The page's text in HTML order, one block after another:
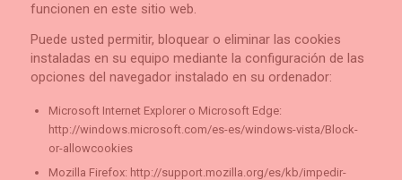
funcionen en este sitio web.
Puede usted permitir, bloquear o eliminar las cookies
instaladas en su equipo mediante la configuración de las
opciones del navegador instalado en su ordenador:
Microsoft Internet Explorer o Microsoft Edge:
http://windows.microsoft.com/es-es/windows-vista/Block-
or-allowcookies
Mozilla Firefox: http://support.mozilla.org/es/kb/impedir-